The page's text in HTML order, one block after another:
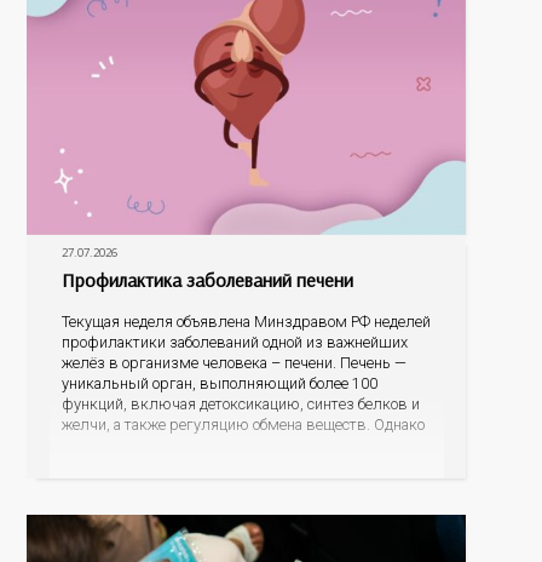
27.07.2026
Профилактика заболеваний печени
Текущая неделя объявлена Минздравом РФ неделей
профилактики заболеваний одной из важнейших
желёз в организме человека – печени. Печень —
уникальный орган, выполняющий более 100
функций, включая детоксикацию, синтез белков и
желчи, а также регуляцию обмена веществ. Однако